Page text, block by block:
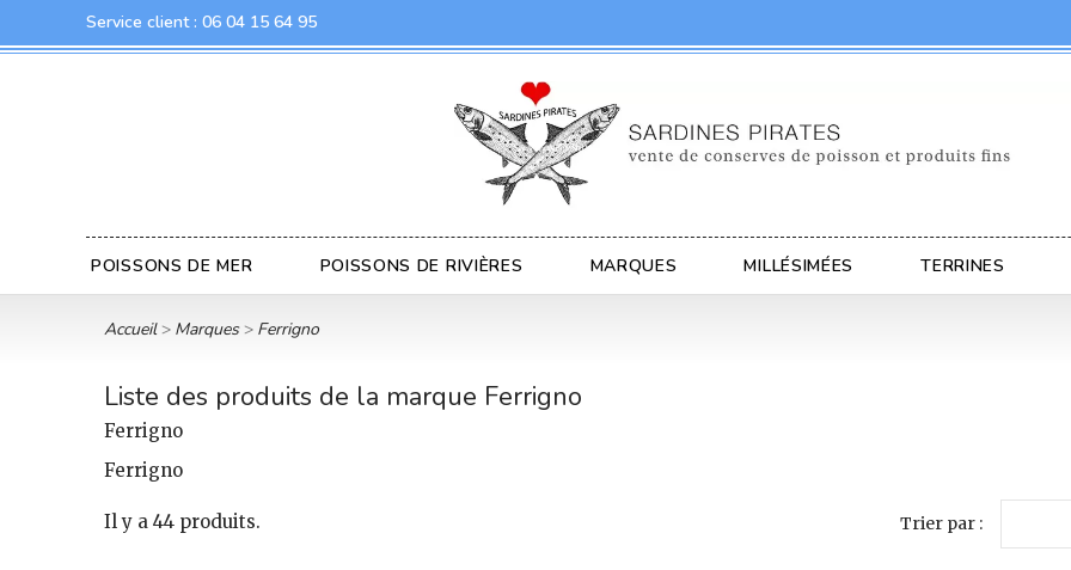
Service client : 06 04 15 64 95
POISSONS DE MER POISSONS DE RIVIÈRES MARQUES MILLÉSIMÉES TERRINES
Accueil Marques Ferrigno
Liste des produits de la marque Ferrigno
Ferrigno
Ferrigno
Il y a 44 produits. Trier par :